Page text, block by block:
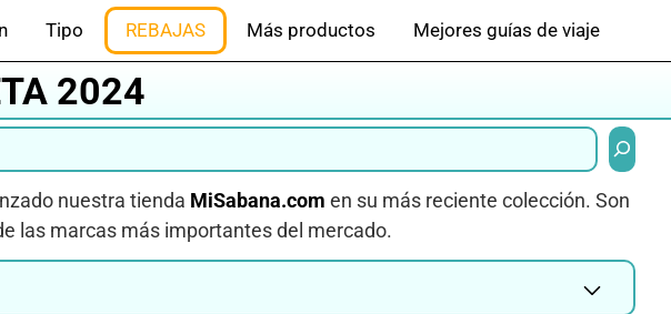
Tipo REBAJAS Más productos Mejores guías de viaje
2024
Buscar
nuestra tienda MiSabana.com en su más reciente colección. Son
las marcas más importantes del mercado.